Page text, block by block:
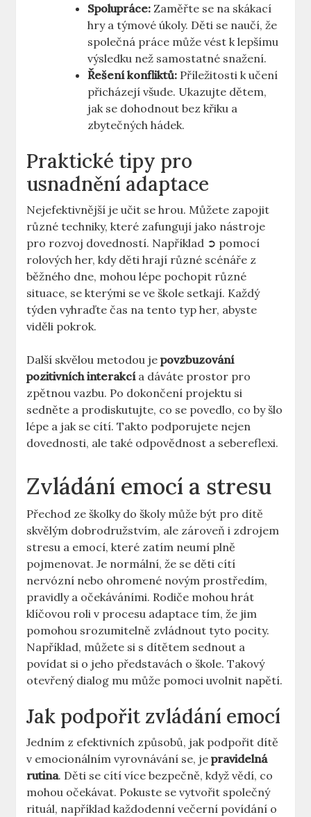
Spolupráce: Zaměřte se na skákací
hry a týmové úkoly. Děti se naučí, že
společná práce může vést k lepšímu
výsledku než samostatné snažení.
Řešení konfliktů: Příležitosti k učení
přicházejí všude. Ukazujte dětem,
jak se dohodnout bez křiku a
zbytečných hádek.
Praktické tipy pro
usnadnění adaptace
Nejefektivnější je učit se hrou. Můžete zapojit
různé techniky, které zafungují jako nástroje
pro rozvoj dovedností. Například ➲ pomocí
rolových her, kdy děti hrají různé scénáře z
běžného dne, mohou lépe pochopit různé
situace, se kterými se ve škole setkají. Každý
týden vyhraďte čas na tento typ her, abyste
viděli pokrok.
Další skvělou metodou jepovzbuzování
pozitivních interakcía dáváte prostor pro
zpětnou vazbu. Po dokončení projektu si
sedněte a prodiskutujte, co se povedlo, co by šlo
lépe a jak se cítí. Takto podporujete nejen
dovednosti, ale také odpovědnost a sebereflexi.
Zvládání emocí a stresu
Přechod ze školky do školy může být pro dítě
skvělým dobrodružstvím, ale zároveň i zdrojem
stresu a emocí, které zatím neumí plně
pojmenovat. Je normální, že se děti cítí
nervózní nebo ohromené novým prostředím,
pravidly a očekáváními. Rodiče mohou hrát
klíčovou roli v procesu adaptace tím, že jim
pomohou srozumitelně zvládnout tyto pocity.
Například, můžete si s dítětem sednout a
povídat si o jeho představách o škole. Takový
otevřený dialog mu může pomoci uvolnit napětí.
Jak podpořit zvládání emocí
Jedním z efektivních způsobů, jak podpořit dítě
v emocionálním vyrovnávání se, jepravidelná
rutina. Děti se cítí více bezpečně, když vědí, co
mohou očekávat. Pokuste se vytvořit společný
rituál, například každodenní večerní povídání o